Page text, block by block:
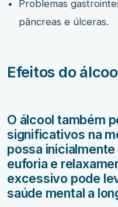
Problemas
pâncreas e úlceras.
Efeitos do
O álcool também
significativos na
possa
euforia e
excessivo pode
saúde mental a